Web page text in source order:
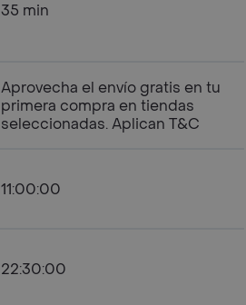
35 min
Aprovecha el envío gratis en tu
primera compra en tiendas
seleccionadas. Aplican T&C
11:00:00
22:30:00